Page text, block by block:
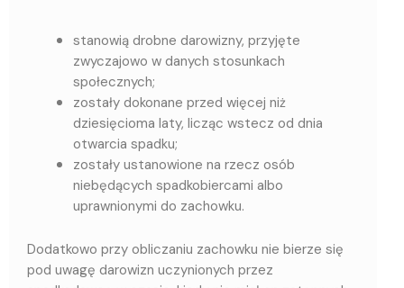
stanowią drobne darowizny, przyjęte
zwyczajowo w danych stosunkach
społecznych;
zostały dokonane przed więcej niż
dziesięcioma laty, licząc wstecz od dnia
otwarcia spadku;
zostały ustanowione na rzecz osób
niebędących spadkobiercami albo
uprawnionymi do zachowku.
Dodatkowo przy obliczaniu zachowku nie bierze się
pod uwagę darowizn uczynionych przez